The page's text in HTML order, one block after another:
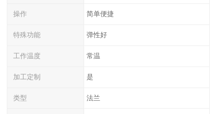
操作 简单便捷
特殊功能 弹性好
工作温度 常温
加工定制 是
类型 法兰